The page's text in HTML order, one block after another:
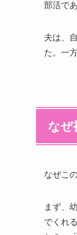
部活で
夫は、
た。一
なぜ
なぜこ
まず、
でくれ